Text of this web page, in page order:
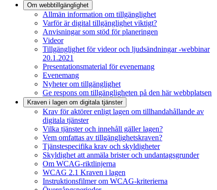
Om webbtillgänglighet
Allmän information om tillgänglighet
Varför är digital tillgänglighet viktigt?
Anvisningar som stöd för planeringen
Videor
Tillgänglighet för videor och ljudsändningar -webbinar
20.1.2021
Presentationsmaterial för evenemang
Evenemang
Nyheter om tillgänglighet
Ge respons om tillgängligheten på den här webbplatsen
Kraven i lagen om digitala tjänster
Krav för aktörer enligt lagen om tillhandahållande av
digitala tjänster
Vilka tjänster och innehåll gäller lagen?
Vem omfattas av tillgänglighetskraven?
Tjänstespecifika krav och skyldigheter
Skyldighet att anmäla brister och undantagsgrunder
Om WCAG-riktlinjerna
WCAG 2.1 Kraven i lagen
Instruktionsfilmer om WCAG-kriterierna